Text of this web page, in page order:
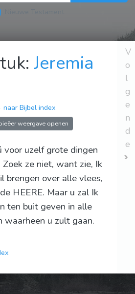
Jeremia
naar Bijbel index
weergave openen
voor uzelf grote dingen
Zoek ze niet, want zie, Ik
brengen over alle vlees,
HEERE. Maar u zal Ik
ten buit geven in alle
waarheen u zult gaan.
V
o
l
g
e
n
d
e